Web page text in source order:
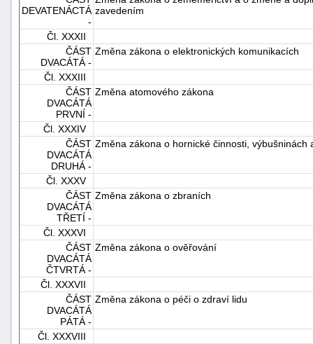
DEVATENÁCTÁ
-
zavedením
Čl. XXXII
ČÁST
DVACÁTÁ -
Změna zákona o elektronických komunikacích
Čl. XXXIII
ČÁST
DVACÁTÁ
PRVNÍ -
Změna atomového zákona
Čl. XXXIV
ČÁST
DVACÁTÁ
DRUHÁ -
Změna zákona o hornické činnosti, výbušninách
Čl. XXXV
ČÁST
DVACÁTÁ
TŘETÍ -
Změna zákona o zbraních
Čl. XXXVI
ČÁST
DVACÁTÁ
ČTVRTÁ -
Změna zákona o ověřování
Čl. XXXVII
ČÁST
DVACÁTÁ
PÁTÁ -
Změna zákona o péči o zdraví lidu
Čl. XXXVIII